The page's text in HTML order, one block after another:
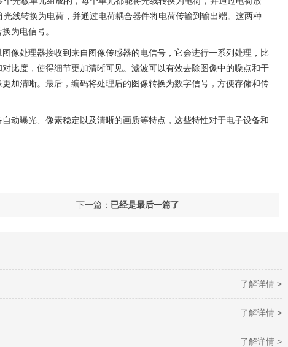
线转换为电荷，并通过电荷耦合器件将电荷传输到输出端。这两种
为电信号。
像处理器接收到来自图像传感器的电信号，它会进行一系列处理，比
比度，使得细节更加清晰可见。滤波可以有效去除图像中的噪点和干
加清晰。最后，编码将处理后的图像转换为数字信号，方便存储和传
动曝光、像素稳定以及清晰的画质等特点，这些特性对于电子设备和
下一篇： 已经是最后一篇了
了解详情 >
了解详情 >
了解详情 >